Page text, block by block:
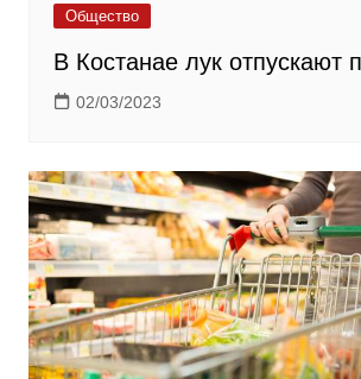
Общество
В Костанае лук отпускают
02/03/2023